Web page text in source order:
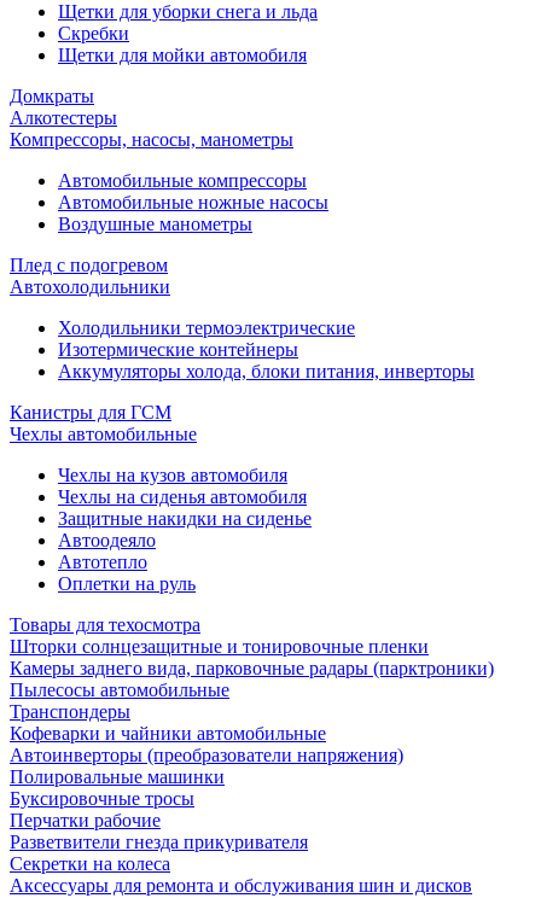
Щетки для уборки снега и льда
Скребки
Щетки для мойки автомобиля
Домкраты
Алкотестеры
Компрессоры, насосы, манометры
Автомобильные компрессоры
Автомобильные ножные насосы
Воздушные манометры
Плед с подогревом
Автохолодильники
Холодильники термоэлектрические
Изотермические контейнеры
Аккумуляторы холода, блоки питания, инверторы
Канистры для ГСМ
Чехлы автомобильные
Чехлы на кузов автомобиля
Чехлы на сиденья автомобиля
Защитные накидки на сиденье
Автоодеяло
Автотепло
Оплетки на руль
Товары для техосмотра
Шторки солнцезащитные и тонировочные пленки
Камеры заднего вида, парковочные радары (парктроники)
Пылесосы автомобильные
Транспондеры
Кофеварки и чайники автомобильные
Автоинверторы (преобразователи напряжения)
Полировальные машинки
Буксировочные тросы
Перчатки рабочие
Разветвители гнезда прикуривателя
Секретки на колеса
Аксессуары для ремонта и обслуживания ‎шин и дисков